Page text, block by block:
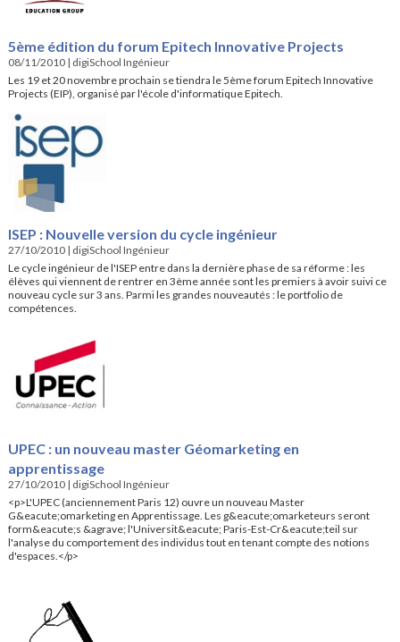
5ème édition du forum Epitech Innovative Projects
08/11/2010| digiSchool Ingénieur
Les 19 et 20 novembre prochain se tiendra le 5ème forum Epitech Innovative
Projects (EIP), organisé par l'école d'informatique Epitech.
ISEP : Nouvelle version du cycle ingénieur
27/10/2010| digiSchool Ingénieur
Le cycle ingénieur de l'ISEP entre dans la dernière phase de sa réforme : les
élèves qui viennent de rentrer en 3ème année sont les premiers à avoir suivi ce
nouveau cycle sur 3 ans. Parmi les grandes nouveautés : le portfolio de
compétences.
UPEC : un nouveau master Géomarketing en
apprentissage
27/10/2010| digiSchool Ingénieur
<p>L'UPEC (anciennement Paris 12) ouvre un nouveau Master
G&eacute;omarketing en Apprentissage. Les g&eacute;omarketeurs seront
form&eacute;s &agrave; l'Universit&eacute; Paris-Est-Cr&eacute;teil sur
l'analyse du comportement des individus tout en tenant compte des notions
d'espaces.</p>